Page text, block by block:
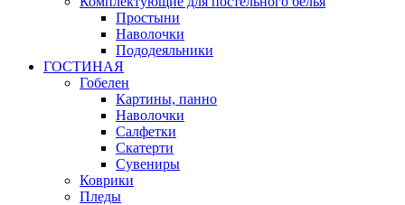
Простыни
Наволочки
Пододеяльники
ГОСТИНАЯ
Гобелен
Картины, панно
Наволочки
Салфетки
Скатерти
Сувениры
Коврики
Пледы